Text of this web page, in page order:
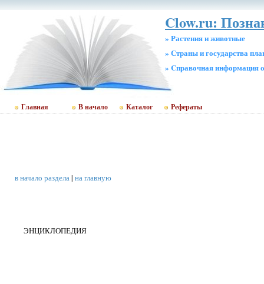
Clow.ru:
» Растения и животные
» Страны и государства
» Cправочная информация
Главная В начало Каталог Рефераты
в начало раздела| на главную
ЭНЦИКЛОПЕДИЯ